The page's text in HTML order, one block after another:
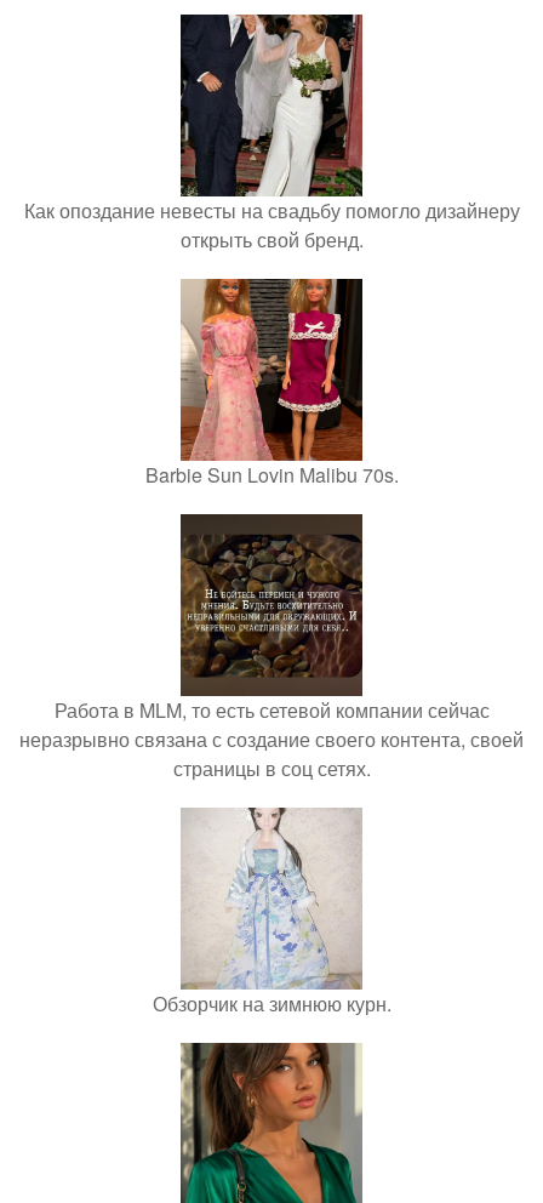
Как опоздание невесты на свадьбу помогло дизайнеру
открыть свой бренд.
Barbie Sun Lovin Malibu 70s.
Работа в MLM, то есть сетевой компании сейчас
неразрывно связана с создание своего контента, своей
страницы в соц сетях.
Обзорчик на зимнюю курн.